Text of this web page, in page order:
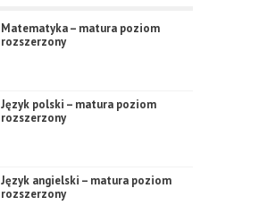
Matematyka – matura poziom
rozszerzony
Język polski – matura poziom
rozszerzony
Język angielski – matura poziom
rozszerzony